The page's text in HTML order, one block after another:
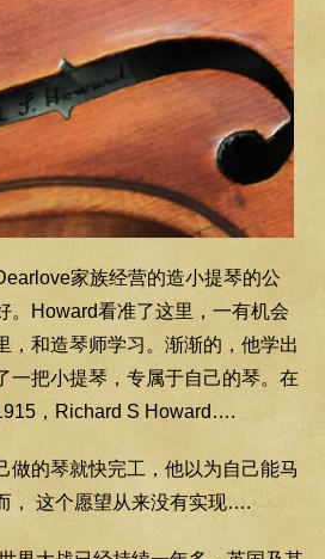
家族经营的造小提琴的公
。Howard看准了这里，一有机会
，和造琴师学习。渐渐的，他学出
一把小提琴，专属于自己的琴。在
，Richard S Howard….
做的琴就快完工，他以为自己能马
， 这个愿望从来没有实现….